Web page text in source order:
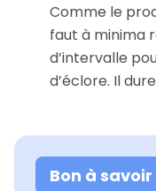
Comme le
faut à minima
d’intervalle
d’éclore. Il
Bon à savoir